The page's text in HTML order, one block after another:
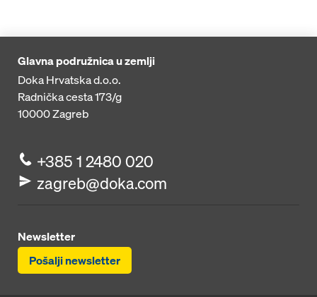
Glavna podružnica u zemlji
Doka Hrvatska d.o.o.
Radnička cesta 173/g
10000Zagreb
+385 1 2480 020
zagreb@doka.com
Newsletter
Pošalji newsletter